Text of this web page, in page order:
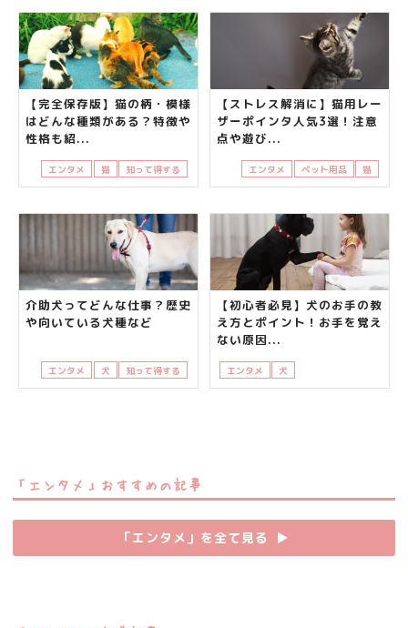
【完全保存版】猫の柄・模様
はどんな種類がある？特徴や
性格も紹...
エンタメ 猫 知って得する
【ストレス解消に】猫用レー
ザーポインタ人気3選！注意
点や遊び...
エンタメ ペット用品 猫
介助犬ってどんな仕事？歴史
や向いている犬種など
エンタメ 犬 知って得する
【初心者必見】犬のお手の教
え方とポイント！お手を覚え
ない原因...
エンタメ 犬
「エンタメ」おすすめの記事
「エンタメ」を全て見る ▶︎